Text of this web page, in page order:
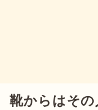
靴からはそ